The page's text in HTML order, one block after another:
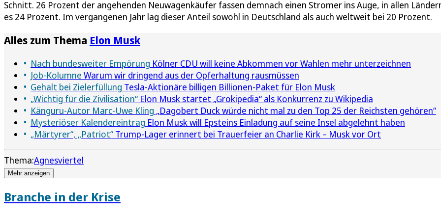
Schnitt. 26 Prozent der angehenden Neuwagenkäufer fassen demnach einen Stromer ins Auge, in allen
es 24 Prozent. Im vergangenen Jahr lag dieser Anteil sowohl in Deutschland als auch weltweit bei 20 Prozent.
Alles zum Thema Elon Musk
Nach bundesweiter Empörung Kölner CDU will keine Abkommen vor Wahlen mehr unterzeichnen
Job-Kolumne Warum wir dringend aus der Opferhaltung rausmüssen
Gehalt bei Zielerfüllung Tesla-Aktionäre billigen Billionen-Paket für Elon Musk
„Wichtig für die Zivilisation“ Elon Musk startet „Grokipedia“ als Konkurrenz zu Wikipedia
Känguru-Autor Marc-Uwe Kling „Dagobert Duck würde nicht mal zu den Top 25 der Reichsten gehören“
Mysteriöser Kalendereintrag Elon Musk will Epsteins Einladung auf seine Insel abgelehnt haben
„Märtyrer“, „Patriot“ Trump-Lager erinnert bei Trauerfeier an Charlie Kirk – Musk vor Ort
Thema:Agnesviertel
Mehr anzeigen
Branche in der Krise